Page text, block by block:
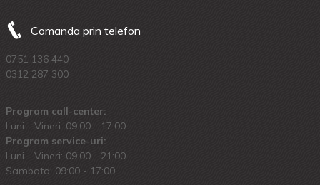
Comanda prin telefon
0751 136 440
0312 287 300
Program call-center:
Luni - Vineri: 09:00 - 17:00
Program service-uri:
Luni - Vineri: 09.00 - 21:00
Sambata: 09:00 - 17:00